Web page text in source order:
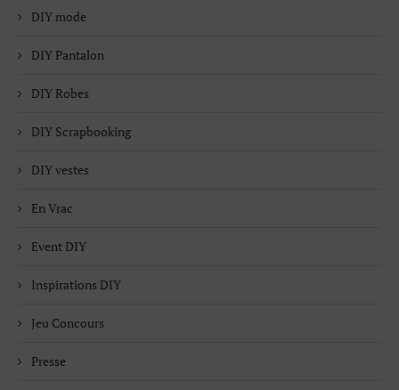
DIY mode
DIY Pantalon
DIY Robes
DIY Scrapbooking
DIY vestes
En Vrac
Event DIY
Inspirations DIY
Jeu Concours
Presse